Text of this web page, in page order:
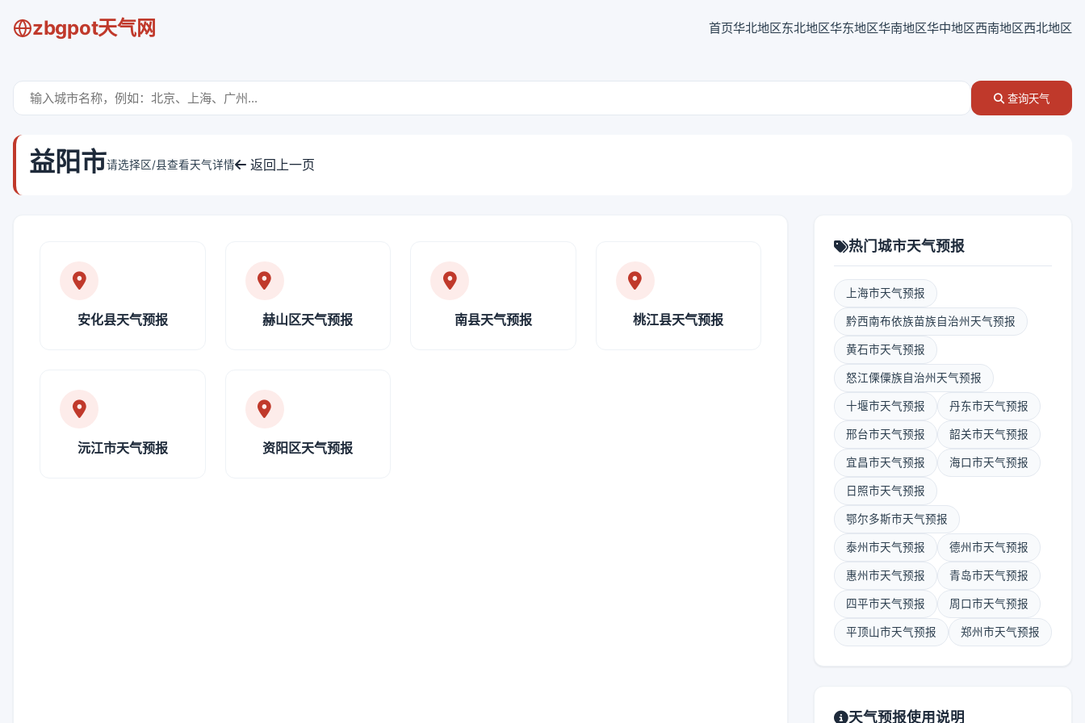
zbgpot天气网 首页华北地区东北地区华东地区华南地区华中地区西南地区西北地区
查询天气
益阳市请选择区/县查看天气详情 返回上一页
安化县天气预报 赫山区天气预报 南县天气预报 桃江县天气预报
沅江市天气预报 资阳区天气预报
热门城市天气预报
上海市天气预报
黔西南布依族苗族自治州天气预报
黄石市天气预报
怒江傈僳族自治州天气预报
十堰市天气预报 丹东市天气预报
邢台市天气预报 韶关市天气预报
宜昌市天气预报 海口市天气预报
日照市天气预报
鄂尔多斯市天气预报
泰州市天气预报 德州市天气预报
惠州市天气预报 青岛市天气预报
四平市天气预报 周口市天气预报
平顶山市天气预报 郑州市天气预报
天气预报使用说明